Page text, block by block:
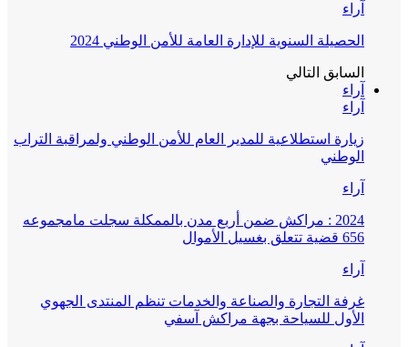
آراء
الحصيلة السنوية للإدارة العامة للأمن الوطني 2024
السابق التالي
آراء
آراء
زيارة استطلاعية للمدير العام للأمن الوطني ولمراقبة التراب
الوطني
آراء
2024 : مراكش ضمن أربع مدن بالممكلة سجلت مامجموعه
656 قضية تتعلق بغسيل الأموال
آراء
غرفة التجارة والصناعة والخدمات تنظم المنتدى الجهوي
الأول للسياحة بجهة مراكش آسفي